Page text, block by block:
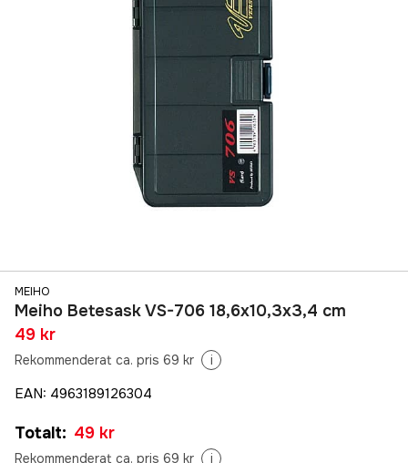
MEIHO
Meiho Betesask VS-706 18,6x10,3x3,4 cm
49 kr
Rekommenderat ca. pris 69 kr i
EAN: 4963189126304
Totalt: 49 kr
Rekommenderat ca. pris 69 kr i